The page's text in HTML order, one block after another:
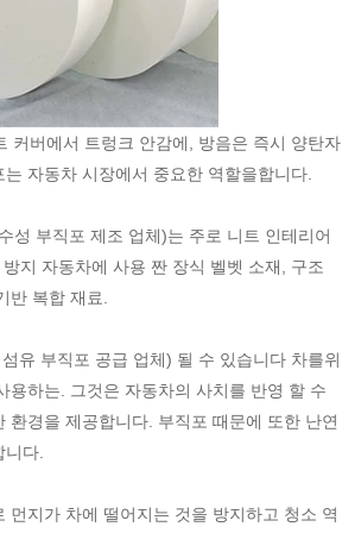
커버에서 트렁크 안감에, 방음은 즉시 양탄자
자동차 시장에서 중요한 역할을합니다.
성 부직포 제조 업체)는 주로 니트 인테리어
지 자동차에 사용 짠 장식 벨벳 소재, 구조
반 복합 재료.
유 부직포 공급 업체) 될 수 있습니다 차를위
용하는. 그것은 자동차의 사치를 반영 할 수
환경을 제공합니다. 부직포 때문에 또한 난연
다.
먼지가 차에 떨어지는 것을 방지하고 청소 역